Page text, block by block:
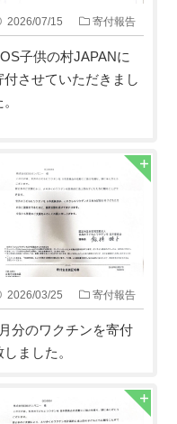
2026/07/15 寄付報告
子供の村JAPANに
付させていただきまし
2026/03/25 寄付報告
分のワクチンを寄付
しました。